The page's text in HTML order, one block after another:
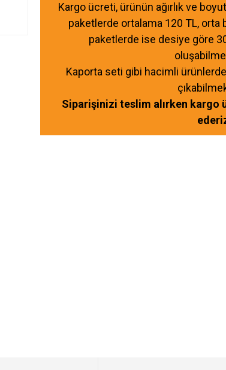
Kargo ücreti, ürünün ağırlık ve
paketlerde ortalama 120 TL, orta
paketlerde ise desiye göre
Kaporta seti gibi hacimli
Siparişinizi teslim alırken kargo